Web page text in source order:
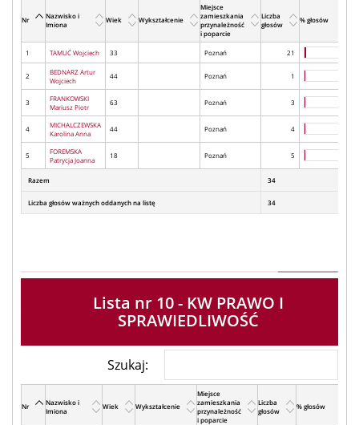
Nr
Nazwisko i
Imiona
Wiek Wykształcenie
Miejsce
zamieszkania
przynależność
i poparcie
Liczba
głosów
% głosów
1 TAMUĆ Wojciech 33 Poznań 21
2
BEDNARZ Artur
Wojciech
44 Poznań 1
3
FRANKOWSKI
Mariusz Piotr
63 Poznań 3
4
MICHALCZEWSKA
Karolina Anna
44 Poznań 4
5
FOREMSKA
Patrycja Joanna
18 Poznań 5
Razem 34
Liczba głosów ważnych oddanych na listę 34
Lista nr 10 - KW PRAWO I
SPRAWIEDLIWOŚĆ
Szukaj:
Nr
Nazwisko i
Imiona
Wiek Wykształcenie
Miejsce
zamieszkania
przynależność
i poparcie
Liczba
głosów
% głosów